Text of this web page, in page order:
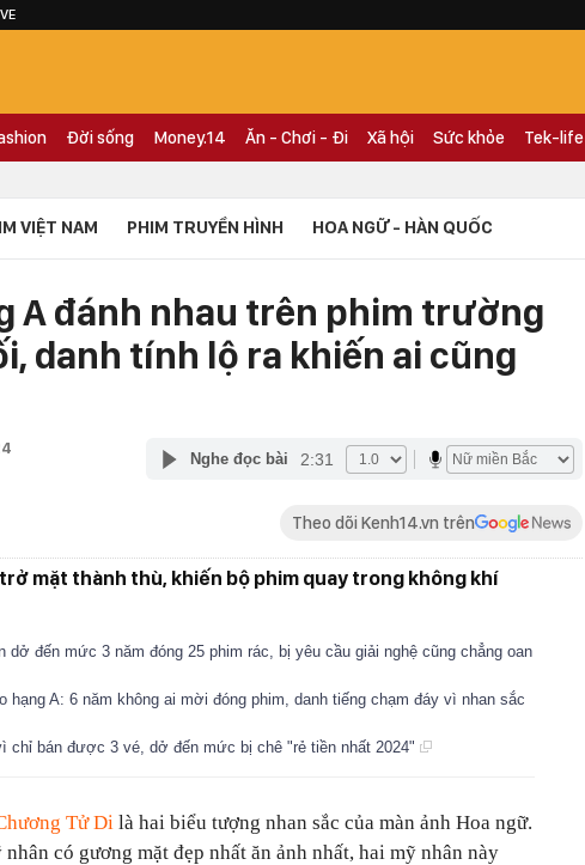
Đời sống Money.14 Ăn - Chơi - Đi Xã hội Sức khỏe Tek-life
VIỆT NAM PHIM TRUYỀN HÌNH HOA NGỮ - HÀN QUỐC
A đánh nhau trên phim trường
danh tính lộ ra khiến ai cũng
Nghe đọc bài 2:31
Theo dõi Kenh14.vn trên
mặt thành thù, khiến bộ phim quay trong không khí
dở đến mức 3 năm đóng 25 phim rác, bị yêu cầu giải nghệ cũng chẳng oan
hạng A: 6 năm không ai mời đóng phim, danh tiếng chạm đáy vì nhan sắc
chỉ bán được 3 vé, dở đến mức bị chê "rẻ tiền nhất 2024"
Tử Di là hai biểu tượng nhan sắc của màn ảnh Hoa ngữ.
có gương mặt đẹp nhất ăn ảnh nhất, hai mỹ nhân này